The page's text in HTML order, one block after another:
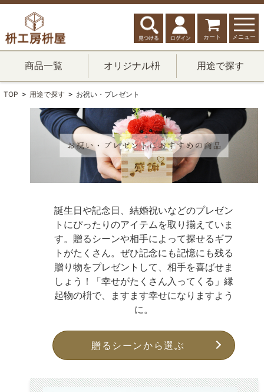
カート メニュー
商品一覧 オリジナル枡 用途で探す
TOP > 用途で探す > お祝い・プレゼント
誕生日や記念日、結婚祝いなどのプレゼン
トにぴったりのアイテムを取り揃えていま
す。贈るシーンや相手によって探せるギフ
トがたくさん。ぜひ記念にも記憶にも残る
贈り物をプレゼントして、相手を喜ばせま
しょう！「幸せがたくさん入ってくる」縁
起物の枡で、ますます幸せになりますよう
に。
贈るシーンから選ぶ